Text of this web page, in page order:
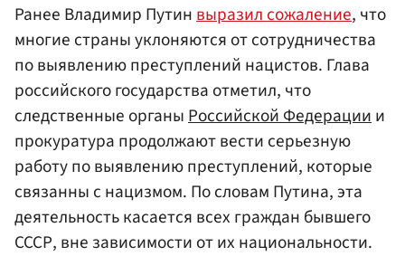
Ранее Владимир Путинвыразил сожаление, что
многие страны уклоняются от сотрудничества
по выявлению преступлений нацистов. Глава
российского государства отметил, что
следственные органыРоссийской Федерациии
прокуратура продолжают вести серьезную
работу по выявлению преступлений, которые
связанны с нацизмом. По словам Путина, эта
деятельность касается всех граждан бывшего
СССР, вне зависимости от их национальности.